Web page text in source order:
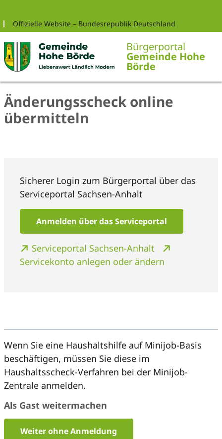
Offizielle Website – Bundesrepublik Deutschland
Bürgerportal
Gemeinde Hohe
Börde
Änderungsscheck online
übermitteln
Sicherer Login zum Bürgerportal über das
Serviceportal Sachsen-Anhalt
Anmelden über das Serviceportal
Serviceportal Sachsen-Anhalt
Servicekonto anlegen oder ändern
Wenn Sie eine Haushaltshilfe auf Minijob-Basis
beschäftigen, müssen Sie diese im
Haushaltsscheck-Verfahren bei der Minijob-
Zentrale anmelden.
Als Gast weitermachen
Weiter ohne Anmeldung